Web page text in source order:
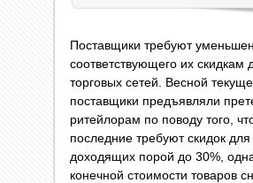
Поставщики требуют
соответствующего их скидкам
торговых сетей. Весной
поставщики предъявляли
ритейлорам по поводу того,
последние требуют скидок для
доходящих порой до 30%,
конечной стоимости товаров